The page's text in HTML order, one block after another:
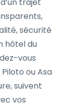
sécurité
hôtel du
vous
ou Asa
suivent
vos